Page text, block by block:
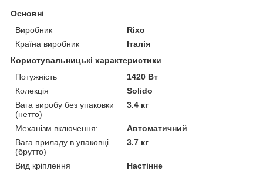
Основні
Виробник
Rixo
Країна виробник
Італія
Користувальницькі характеристики
Потужність
1420 Вт
Колекція
Solido
Вага виробу без упаковки
(нетто)
3.4 кг
Механізм включення:
Автоматичний
Вага приладу в упаковці
(брутто)
3.7 кг
Вид кріплення
Настінне